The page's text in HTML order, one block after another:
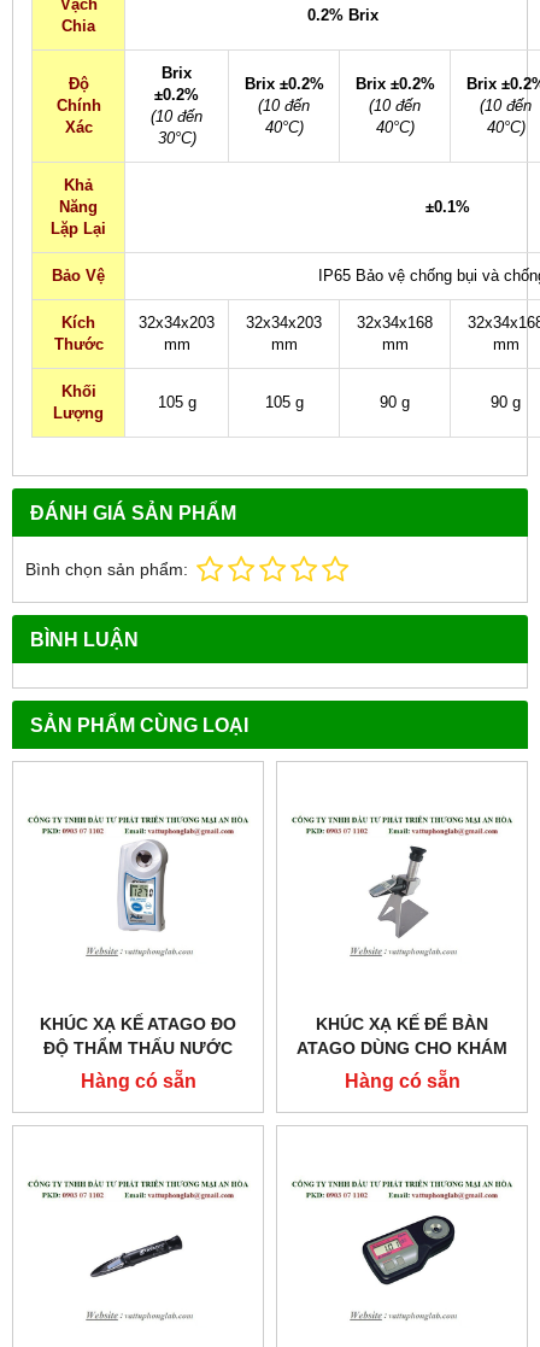
Vạch
Chia
0.2% Brix
Độ
Chính
Xác
Brix
±0.2%
(10 đến
30°C)
Brix ±0.2%
(10 đến
40°C)
Brix ±0.2%
(10 đến
40°C)
Brix
(10 đến
40°C)
Khả
Năng
Lặp Lại
±0.1%
Bảo Vệ IP65 Bảo vệ chống bụi và
Kích
Thước
32x34x203
mm
32x34x203
mm
32x34x168
mm
mm
Khối
Lượng
105 g 105 g 90 g 90 g
ĐÁNH GIÁ SẢN PHẨM
Bình chọn sản phẩm:
BÌNH LUẬN
SẢN PHẨM CÙNG LOẠI
KHÚC XẠ KẾ ATAGO ĐO
ĐỘ THẨM THẤU NƯỚC
TIỂU MODEL:PAL-MOSM
Hàng có sẵn
KHÚC XẠ KẾ ĐỂ BÀN
ATAGO DÙNG CHO KHÁM
VÀ CHỮA BỆNH
MODEL:T3-NE
Hàng có sẵn